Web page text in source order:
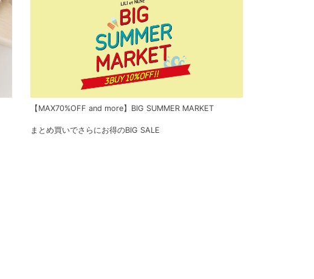
【MAX70%OFF and more】BIG SUMMER MARKET
まとめ買いでさらにお得のBIG SALE